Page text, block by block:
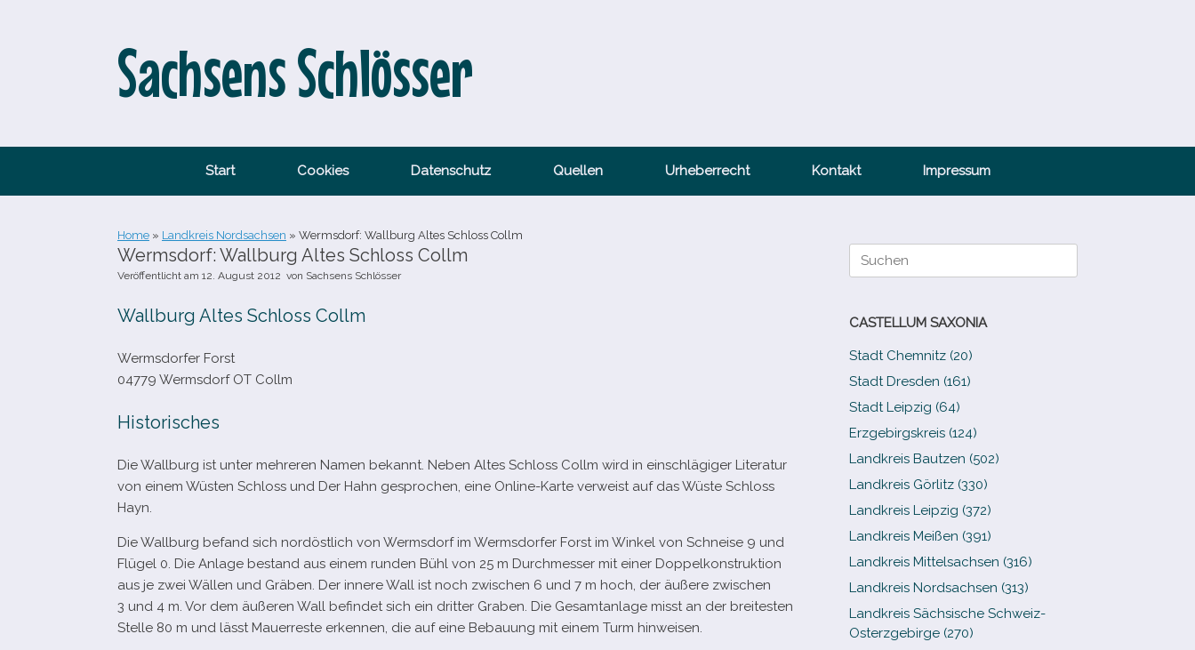
Sachsens Schlösser
Start Cookies Datenschutz Quellen Urheberrecht Kontakt Impressum
Home » Landkreis Nordsachsen » Wermsdorf: Wallburg Altes Schloss Collm
Wermsdorf: Wallburg Altes Schloss Collm
Veröffentlicht am 12. August 2012 von Sachsens Schlösser
Wallburg Altes Schloss Collm
Wermsdorfer Forst
04779 Wermsdorf OT Collm
Historisches
Die Wallburg ist unter meh­re­ren Namen bekannt. Neben Altes Schloss Collm wird in ein­schlä­gi­ger Literatur
von einem Wüsten Schloss und Der Hahn gespro­chen, eine Online-​Karte ver­weist auf das Wüste Schloss
Hayn.
Die Wallburg befand sich nord­öst­lich von Wermsdorf im Wermsdorfer Forst im Winkel von Schneise 9 und
Flügel 0. Die Anlage bestand aus einem run­den Bühl von 25 m Durchmesser mit einer Doppelkonstruktion
aus je zwei Wällen und Gräben. Der innere Wall ist noch zwi­schen 6 und 7 m hoch, der äußere zwi­schen
3 und 4 m. Vor dem äuße­ren Wall befin­det sich ein drit­ter Graben. Die Gesamtanlage misst an der brei­tes­ten
Stelle 80 m und lässt Mauerreste erken­nen, die auf eine Bebauung mit einem Turm hinweisen.
Suche
nach:
CASTELLUM SAXONIA
Stadt Chemnitz (20)
Stadt Dresden (161)
Stadt Leipzig (64)
Erzgebirgskreis (124)
Landkreis Bautzen (502)
Landkreis Görlitz (330)
Landkreis Leipzig (372)
Landkreis Meißen (391)
Landkreis Mittelsachsen (316)
Landkreis Nordsachsen (313)
Landkreis Sächsische Schweiz-​
Osterzgebirge (270)